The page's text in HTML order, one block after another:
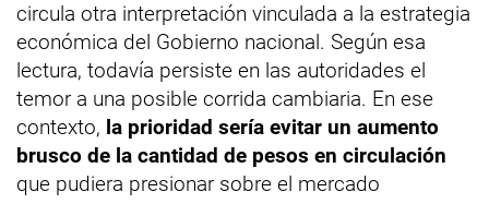
circula otra interpretación vinculada a la estrategia
económica del Gobierno nacional. Según esa
lectura, todavía persiste en las autoridades el
temor a una posible corrida cambiaria. En ese
contexto, la prioridad sería evitar un aumento
brusco de la cantidad de pesos en circulación
que pudiera presionar sobre el mercado